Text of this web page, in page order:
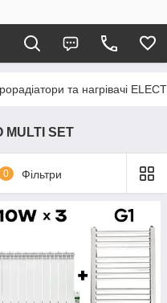
та нагрівачі
MULTI SET
0 Фільтри